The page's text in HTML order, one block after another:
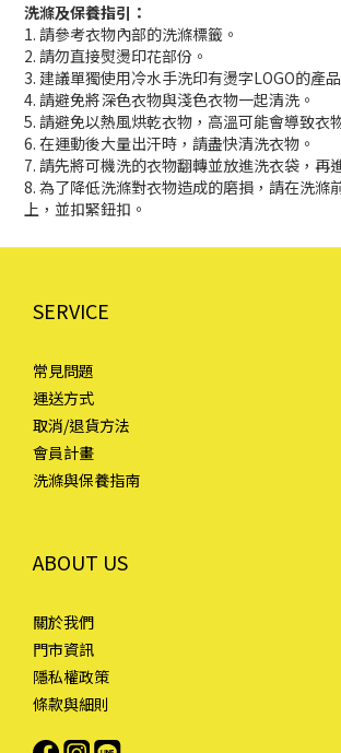
洗滌及保養指引：
1. 請參考衣物內部的洗滌標籤。
2. 請勿直接熨燙印花部份。
3. 建議單獨使用冷水手洗印有燙字LOGO的產品
4. 請避免將深色衣物與淺色衣物一起清洗。
5. 請避免以熱風烘乾衣物，高溫可能會導致衣
6. 在運動後大量出汗時，請盡快清洗衣物。
7. 請先將可機洗的衣物翻轉並放進洗衣袋，再
8. 為了降低洗滌對衣物造成的磨損，請在洗滌
上，並扣緊鈕扣。
SERVICE
常見問題
運送方式
取消/退貨方法
會員計畫
洗滌與保養指南
ABOUT US
關於我們
門市資訊
隱私權政策
條款與細則